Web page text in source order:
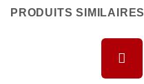
PRODUITS SIMILAIRES